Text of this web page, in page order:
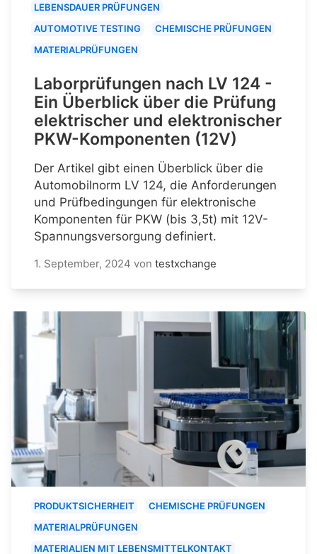
LEBENSDAUER PRÜFUNGEN
AUTOMOTIVE TESTING
CHEMISCHE PRÜFUNGEN
MATERIALPRÜFUNGEN
Laborprüfungen nach LV 124 -
Ein Überblick über die Prüfung
elektrischer und elektronischer
PKW-Komponenten (12V)
Der Artikel gibt einen Überblick über die
Automobilnorm LV 124, die Anforderungen
und Prüfbedingungen für elektronische
Komponenten für PKW (bis 3,5t) mit 12V-
Spannungsversorgung definiert.
1. September, 2024 von testxchange
PRODUKTSICHERHEIT
CHEMISCHE PRÜFUNGEN
MATERIALPRÜFUNGEN
MATERIALIEN MIT LEBENSMITTELKONTAKT